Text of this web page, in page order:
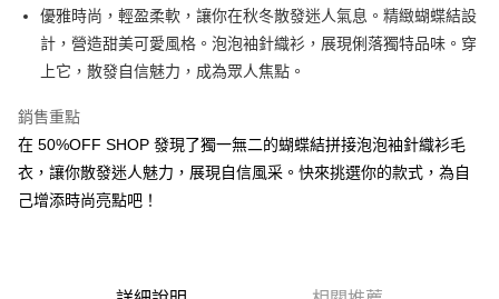
Apple Pay
街口支付
Google Pay
全盈+PAY
1.本服務由台灣大哥大提供，台灣大哥大用戶可立即使用無須另外申請。
優雅時尚，輕盈柔軟，讓你在秋冬散發迷人氣息。精緻蝴蝶結設
計，營造甜美可愛風格。泡泡袖針織衫，展現俐落獨特品味。穿
上它，散發自信魅力，成為眾人焦點。
銷售重點
在 50%OFF SHOP 發現了獨一無二的蝴蝶結拼接泡泡袖針織衫毛
衣，讓你散發迷人魅力，展現自信風采。快來挑選你的款式，為自
己增添時尚亮點吧！